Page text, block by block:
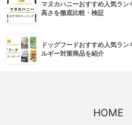
マヌカハニーおすすめ人気ラ
高さを徹底比較・検証
ドッグフードおすすめ人気ラ
ルギー対策商品を紹介
HOME